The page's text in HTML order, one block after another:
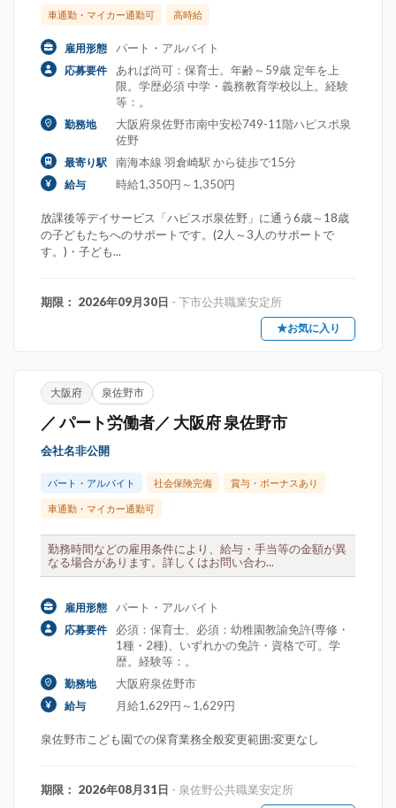
車通勤・マイカー通勤可 高時給
雇用形態 パート・アルバイト
応募要件
あれば尚可：保育士。年齢～59歳 定年を上
限。学歴必須 中学・義務教育学校以上。経験
等：。
勤務地
大阪府泉佐野市南中安松749-11階ハピスポ泉
佐野
最寄り駅 南海本線 羽倉崎駅 から徒歩で15分
給与 時給1,350円～1,350円
放課後等デイサービス「ハピスポ泉佐野」に通う6歳～18歳
の子どもたちへのサポートです。(2人～3人のサポートで
す。)・子ども...
期限： 2026年09月30日 - 下市公共職業安定所
★お気に入り
大阪府 泉佐野市
／ パート労働者／ 大阪府 泉佐野市
会社名非公開
パート・アルバイト 社会保険完備 賞与・ボーナスあり
車通勤・マイカー通勤可
勤務時間などの雇用条件により、給与・手当等の金額が異
なる場合があります。詳しくはお問い合わ...
雇用形態 パート・アルバイト
応募要件
必須：保育士、必須：幼稚園教諭免許(専修・
1種・2種)、いずれかの免許・資格で可。学
歴。経験等：。
勤務地 大阪府泉佐野市
給与 月給1,629円～1,629円
泉佐野市こども園での保育業務全般変更範囲:変更なし
期限： 2026年08月31日 - 泉佐野公共職業安定所